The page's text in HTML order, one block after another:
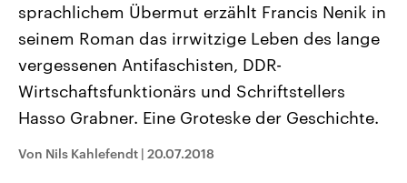
Landtagswahl Sachsen-Anhalt
Alle Informationen
Sachsen-Anhalt wählt am 6.
September 2026 einen neuen
Landtag. Seit 2021 wird das
Bundesland von einer Koalition aus
Umfragen, Prognosen,
USA
Hintergründe
Wirtschaftlich und
gehören die Vereinigten
den mächtigsten Ländern
mit großem Einfluss auf
sprachlichem Übermut erzählt Francis Nenik in
seinem Roman das irrwitzige Leben des lange
vergessenen Antifaschisten, DDR-
Wirtschaftsfunktionärs und Schriftstellers
Hasso Grabner. Eine Groteske der Geschichte.
Von Nils Kahlefendt | 20.07.2018